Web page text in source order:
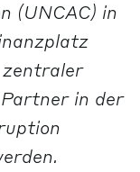
(UNCAC) in
zentraler
in der